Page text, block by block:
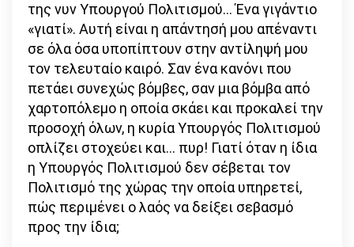
της νυν Υπουργού Πολιτισμού… Ένα γιγάντιο
«γιατί». Αυτή είναι η απάντησή μου απέναντι
σε όλα όσα υποπίπτουν στην αντίληψή μου
τον τελευταίο καιρό. Σαν ένα κανόνι που
πετάει συνεχώς βόμβες, σαν μια βόμβα από
χαρτοπόλεμο η οποία σκάει και προκαλεί την
προσοχή όλων, η κυρία Υπουργός Πολιτισμού
οπλίζει στοχεύει και… πυρ! Γιατί όταν η ίδια
η Υπουργός Πολιτισμού δεν σέβεται τον
Πολιτισμό της χώρας την οποία υπηρετεί,
πώς περιμένει ο λαός να δείξει σεβασμό
προς την ίδια;